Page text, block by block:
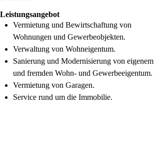
Leistungsangebot
Vermietung und Bewirtschaftung von
Wohnungen und Gewerbeobjekten.
Verwaltung von Wohneigentum.
Sanierung und Modernisierung von eigenem
und fremden Wohn- und Gewerbeeigentum.
Vermietung von Garagen.
Service rund um die Immobilie.